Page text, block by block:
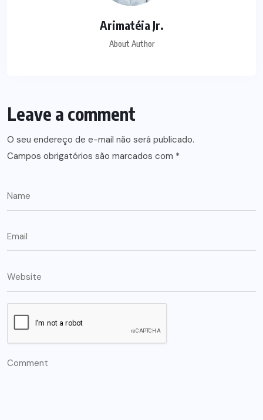
Arimatéia Jr.
About Author
Leave a comment
O seu endereço de e-mail não será publicado.
Campos obrigatórios são marcados com *